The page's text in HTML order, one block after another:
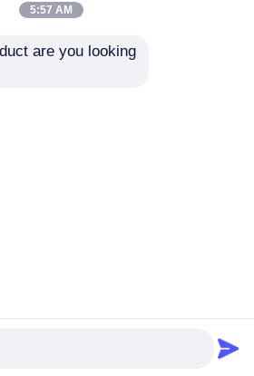
เจาะ
ดาล
หนักของเสาเข็ม
เครื่องเจาะน้ําหนัก
Equipment Co.,Ltd. All
5:57 AM
are you looking